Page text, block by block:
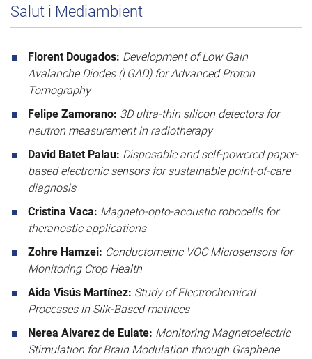
Salut i Mediambient
Florent Dougados: Development of Low Gain
Avalanche Diodes (LGAD) for Advanced Proton
Tomography
Felipe Zamorano: 3D ultra-thin silicon detectors for
neutron measurement in radiotherapy
David Batet Palau: Disposable and self-powered paper-
based electronic sensors for sustainable point-of-care
diagnosis
Cristina Vaca: Magneto-opto-acoustic robocells for
theranostic applications
Zohre Hamzei: Conductometric VOC Microsensors for
Monitoring Crop Health
Aida Visús Martínez: Study of Electrochemical
Processes in Silk-Based matrices
Nerea Alvarez de Eulate: Monitoring Magnetoelectric
Stimulation for Brain Modulation through Graphene